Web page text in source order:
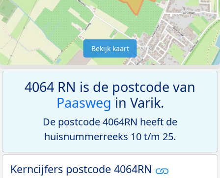
Bekijk kaart
4064 RN is de postcode van
Paasweg in Varik.
De postcode 4064RN heeft de
huisnummerreeks 10 t/m 25.
Kerncijfers postcode 4064RN